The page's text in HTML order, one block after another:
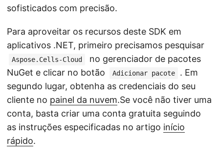
sofisticados com precisão.
Para aproveitar os recursos deste SDK em
aplicativos .NET, primeiro precisamos pesquisar
Aspose.Cells-Cloud
no gerenciador de pacotes
NuGet e clicar no botão
Adicionar pacote
. Em
segundo lugar, obtenha as credenciais do seu
cliente no painel da nuvem.Se você não tiver uma
conta, basta criar uma conta gratuita seguindo
as instruções especificadas no artigo início
rápido.